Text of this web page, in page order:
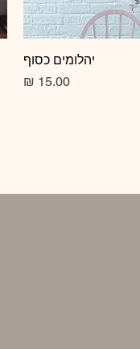
תצוגה מהירהיהלומים כסוף
מחיר‏15.00 ‏₪